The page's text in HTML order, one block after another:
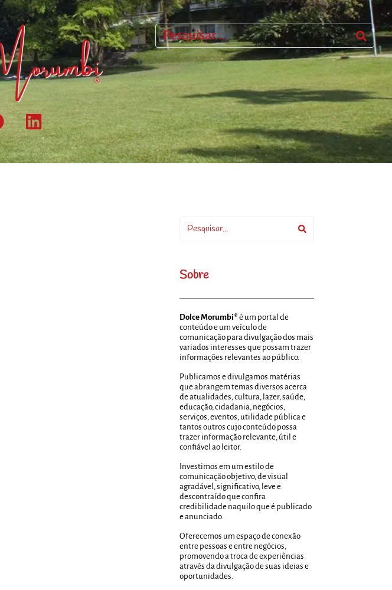
Sobre
Dolce Morumbi® é um portal de
conteúdo e um veículo de
comunicação para divulgação dos mais
variados interesses que possam trazer
informações relevantes ao público.
Publicamos e divulgamos matérias
que abrangem temas diversos acerca
de atualidades, cultura, lazer, saúde,
educação, cidadania, negócios,
serviços, eventos, utilidade pública e
tantos outros cujo conteúdo possa
trazer informação relevante, útil e
confiável ao leitor.
Investimos em um estilo de
comunicação objetivo, de visual
agradável, significativo, leve e
descontraído que confira
credibilidade naquilo que é publicado
e anunciado.
Oferecemos um espaço de conexão
entre pessoas e entre negócios,
promovendo a troca de experiências
através da divulgação de suas ideias e
oportunidades.